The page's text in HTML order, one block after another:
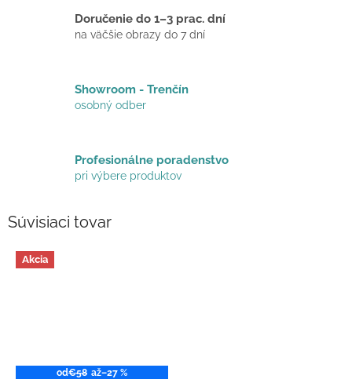
Doručenie do 1–3 prac. dní
na väčšie obrazy do 7 dní
Showroom - Trenčín
osobný odber
Profesionálne poradenstvo
pri výbere produktov
Súvisiaci tovar
Akcia
od€58 až–27 %